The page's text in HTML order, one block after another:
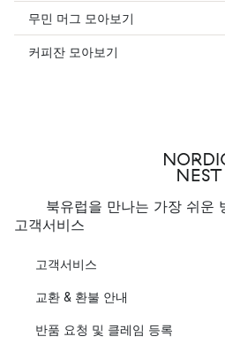
무민 머그 모아보기
커피잔 모아보기
북유럽을 만나는 가장 쉬운
고객서비스
고객서비스
교환 & 환불 안내
반품 요청 및 클레임 등록